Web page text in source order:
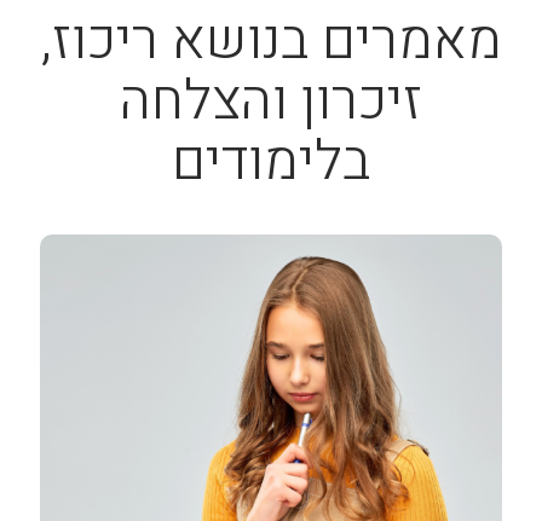
מאמרים בנושא ריכוז,
זיכרון והצלחה
בלימודים